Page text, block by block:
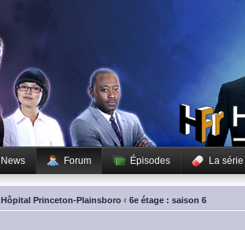
News Forum Épisodes La série
Hôpital Princeton-Plainsboro ‹ 6e étage : saison 6